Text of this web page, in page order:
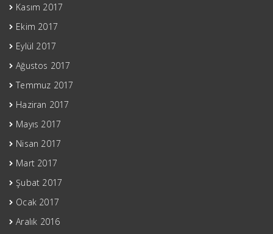
Kasım 2017
Ekim 2017
Eylül 2017
Ağustos 2017
Temmuz 2017
Haziran 2017
Mayıs 2017
Nisan 2017
Mart 2017
Şubat 2017
Ocak 2017
Aralık 2016